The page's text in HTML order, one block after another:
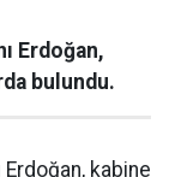
Erdoğan,
bulundu.
Erdoğan, kabine